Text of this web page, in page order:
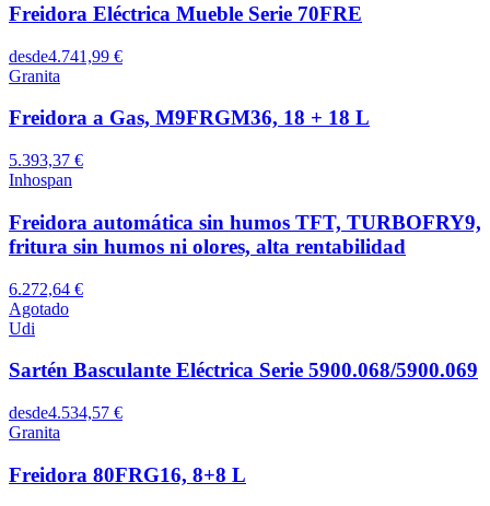
Freidora Eléctrica Mueble Serie 70FRE
desde4.741,99 €
Granita
Freidora a Gas, M9FRGM36, 18 + 18 L
5.393,37 €
Inhospan
Freidora automática sin humos TFT, TURBOFRY9,
fritura sin humos ni olores, alta rentabilidad
6.272,64 €
Agotado
Udi
Sartén Basculante Eléctrica Serie 5900.068/5900.069
desde4.534,57 €
Granita
Freidora 80FRG16, 8+8 L